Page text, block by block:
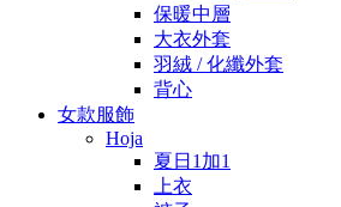
保暖中層
大衣外套
羽絨 / 化纖外套
背心
女款服飾
Hoja
夏日1加1
上衣